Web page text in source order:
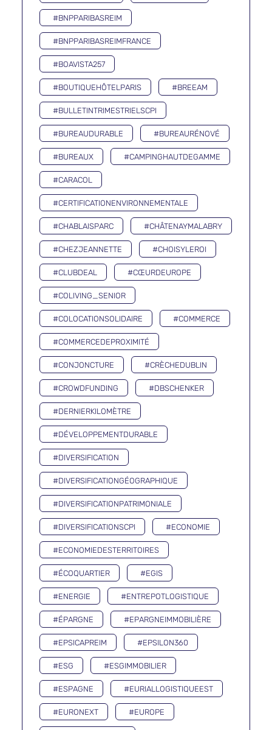
#BNPPARIBASREIM
#BNPPARIBASREIMFRANCE
#BOAVISTA257
#BOUTIQUEHÔTELPARIS #BREEAM
#BULLETINTRIMESTRIELSCPI
#BUREAUDURABLE #BUREAURÉNOVÉ
#BUREAUX #CAMPINGHAUTDEGAMME
#CARACOL
#CERTIFICATIONENVIRONNEMENTALE
#CHABLAISPARC #CHÂTENAYMALABRY
#CHEZJEANNETTE #CHOISYLEROI
#CLUBDEAL #CŒURDEUROPE
#COLIVING_SENIOR
#COLOCATIONSOLIDAIRE #COMMERCE
#COMMERCEDEPROXIMITÉ
#CONJONCTURE #CRÈCHEDUBLIN
#CROWDFUNDING #DBSCHENKER
#DERNIERKILOMÈTRE
#DÉVELOPPEMENTDURABLE
#DIVERSIFICATION
#DIVERSIFICATIONGÉOGRAPHIQUE
#DIVERSIFICATIONPATRIMONIALE
#DIVERSIFICATIONSCPI #ECONOMIE
#ECONOMIEDESTERRITOIRES
#ÉCOQUARTIER #EGIS
#ENERGIE #ENTREPOTLOGISTIQUE
#ÉPARGNE #EPARGNEIMMOBILIÈRE
#EPSICAPREIM #EPSILON360
#ESG #ESGIMMOBILIER
#ESPAGNE #EURIALLOGISTIQUEEST
#EURONEXT #EUROPE